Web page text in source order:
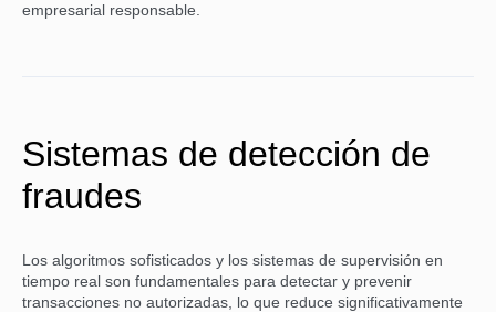
empresarial responsable.
Sistemas de detección de
fraudes
Los algoritmos sofisticados y los sistemas de supervisión en
tiempo real son fundamentales para detectar y prevenir
transacciones no autorizadas, lo que reduce significativamente